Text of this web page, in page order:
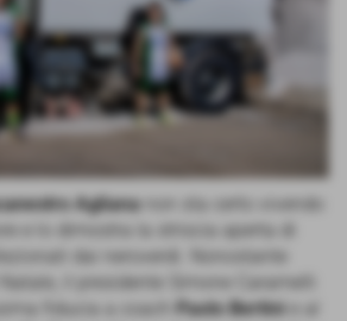
Agliana
non sta certo vivendo
e lo dimostra la striscia aperta di
dai neroverdi. Nonostante
il presidente Simone Caramelli
fiducia a coach
Paolo Bertini